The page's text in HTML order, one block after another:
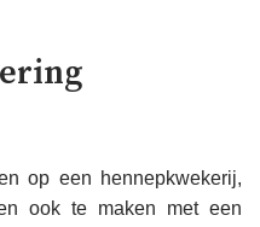
op een hennepkwekerij,
ook te maken met een